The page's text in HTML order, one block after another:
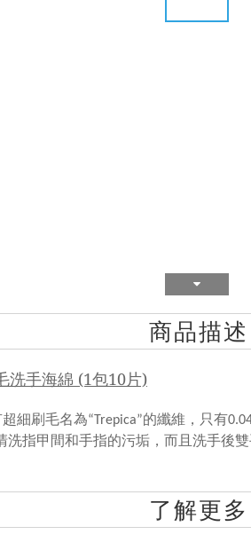
商品描述
洗手海綿 (1包10片)
細刷毛名為“Trepica”的纖維， 只有
洗指甲間和手指的污垢 ，而且洗手後
了解更多